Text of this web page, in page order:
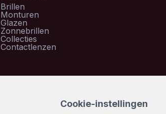
Brillen
Monturen
Glazen
Zonnebrillen
Collecties
Contactlenzen
Cookie-instellingen